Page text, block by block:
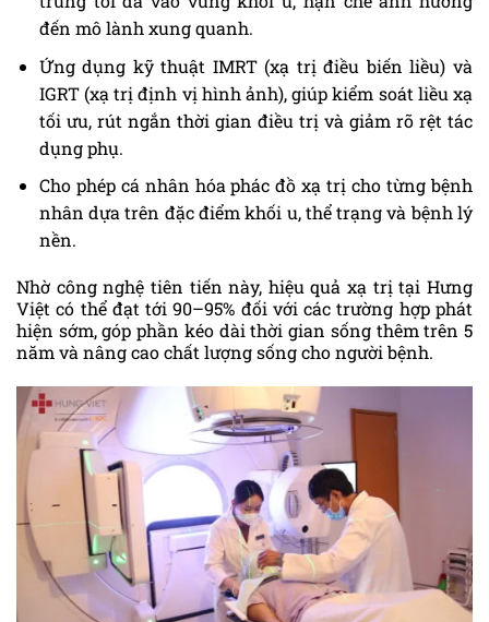
đến mô lành xung quanh.
Ứng dụng kỹ thuật IMRT (xạ trị điều biến liều) và
IGRT (xạ trị định vị hình ảnh), giúp kiểm soát liều xạ
tối ưu, rút ngắn thời gian điều trị và giảm rõ rệt tác
dụng phụ.
Cho phép cá nhân hóa phác đồ xạ trị cho từng bệnh
nhân dựa trên đặc điểm khối u, thể trạng và bệnh lý
nền.
Nhờ công nghệ tiên tiến này, hiệu quả xạ trị tại Hưng
Việt có thể đạt tới 90–95% đối với các trường hợp phát
hiện sớm, góp phần kéo dài thời gian sống thêm trên 5
năm và nâng cao chất lượng sống cho người bệnh.